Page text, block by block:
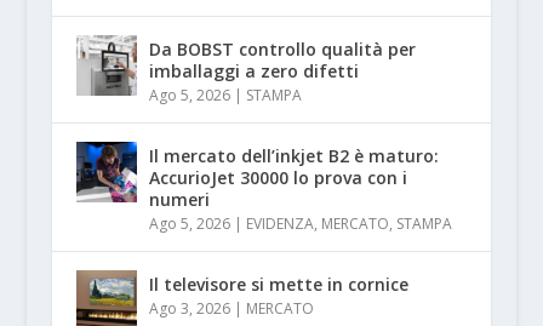
Da BOBST controllo qualità per
imballaggi a zero difetti
Ago 5, 2026| STAMPA
Il mercato dell’inkjet B2 è maturo:
AccurioJet 30000 lo prova con i
numeri
Ago 5, 2026| EVIDENZA, MERCATO, STAMPA
Il televisore si mette in cornice
Ago 3, 2026| MERCATO